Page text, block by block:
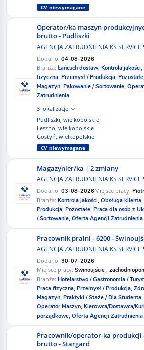
CV niewymagane
Operator/ka maszyn
brutto - Pudliszki
AGENCJA ZATRUDNIENIA KS SERVICE
Dodano: 04-08-2026
Branża: Łańcuch dostaw, Kontrola jakości,
fizyczna, Przemysł / Produkcja, Pozostałe,
Magazyn, Pakowanie / Sortowanie,
Zatrudnienia
3 lokalizacje
Pudliszki, wielkopolskie
Leszno, wielkopolskie
Gostyń, wielkopolskie
CV niewymagane
Magazynier/ka | 2 zmiany
AGENCJA ZATRUDNIENIA KS SERVICE
Dodano: 03-08-2026Miejsce pracy:
Branża: Kontrola jakości, Obsługa klienta,
Produkcja, Pozostałe, Praca dla osób z
/ Sortowanie, Oferta Agencji Zatrudnienia
Pracownik pralni - 6200 -
AGENCJA ZATRUDNIENIA KS SERVICE
Dodano: 30-07-2026
Miejsce pracy: Świnoujście ,
Branża: Hotelarstwo / Gastronomia /
Praca fizyczna, Przemysł / Produkcja,
Magazyn, Praktyki / Staże / Dla Studenta,
Operator Maszyn, Kierowca/Dostawca/
porządkowe, Oferta Agencji Zatrudnienia
Pracownik/operator-ka produkcji -
brutto - Stargard